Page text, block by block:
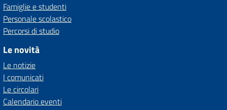
Famiglie e studenti
Personale scolastico
Percorsi di studio
Le novità
Le notizie
I comunicati
Le circolari
Calendario eventi